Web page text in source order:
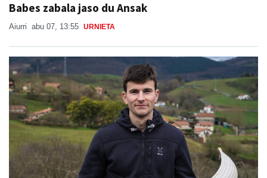
Babes zabala jaso du Ansak
Aiurri abu 07, 13:55 URNIETA